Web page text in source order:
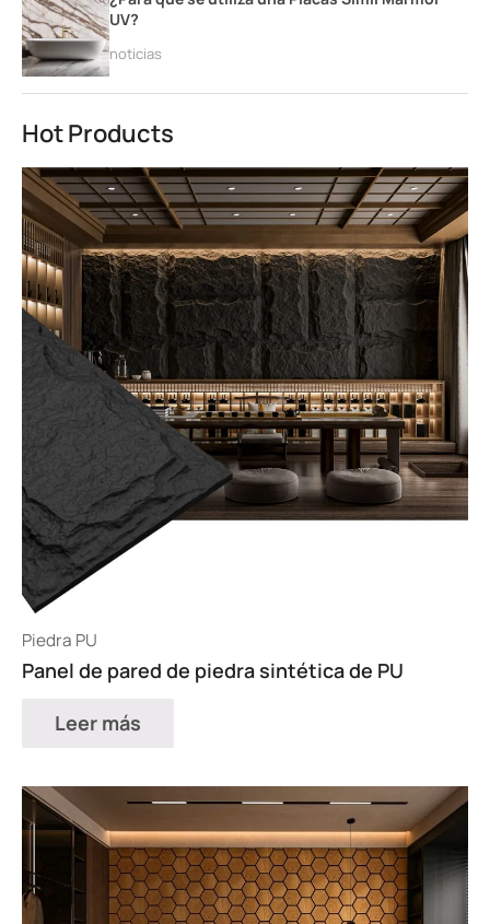
UV?
noticias
Hot Products
Piedra PU
Panel de pared de piedra sintética de PU
Leer más